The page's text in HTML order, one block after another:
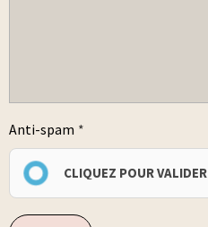
Anti-spam
CLIQUEZ POUR VALIDER